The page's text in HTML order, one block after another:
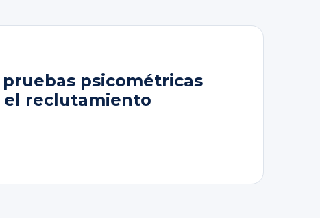
psicométricas
reclutamiento